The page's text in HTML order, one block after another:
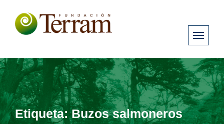
Etiqueta:Buzos salmoneros